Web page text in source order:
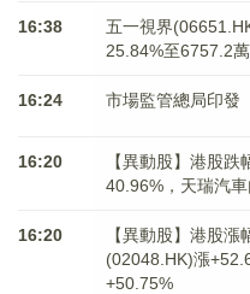
16:38
五一視界
25.84%至6757.2
16:24 市場監管總局印發
16:20
【異動股】港股
40.96%，天瑞汽
16:20
【異動股】港股
(02048.HK)漲
+50.75%